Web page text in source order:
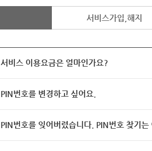
서비스가입,해지
서비스 이용요금은 얼마인가요?
PIN번호를 변경하고 싶어요.
PIN번호를 잊어버렸습니다. PIN번호 찾기는